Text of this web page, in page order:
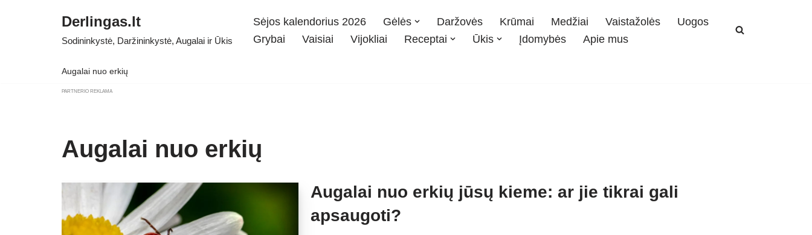
Derlingas.lt
Sodininkystė, Daržininkystė, Augalai ir Ūkis
Sėjos kalendorius 2026 Gėlės Daržovės Krūmai Medžiai Vaistažolės
Uogos
Grybai
Vaisiai Vijokliai Receptai Ūkis Įdomybės Apie mus
Augalai nuo erkių
PARTNERIO REKLAMA
Augalai nuo erkių
Augalai nuo erkių jūsų kieme: ar jie tikrai gali
apsaugoti?